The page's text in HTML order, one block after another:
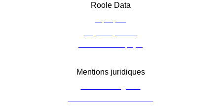
Roole Data
Mentions juridiques